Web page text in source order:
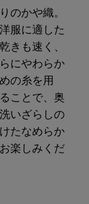
のかや織。
服に適した
きも速く、
にやわらか
の糸を用
ことで、奥
いざらしの
たなめらか
楽しみくだ